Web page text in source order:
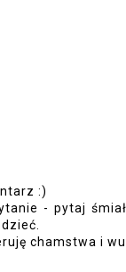
:)
- pytaj
chamstwa i